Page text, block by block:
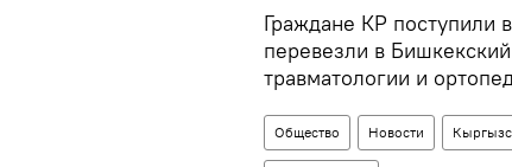
Граждане КР поступили
перевезли в
травматологии и
Общество Новости